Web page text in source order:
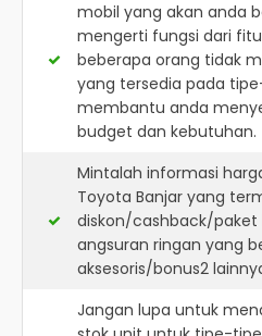
mobil yang akan anda
mengerti fungsi dari
beberapa orang tidak
yang tersedia pada
membantu anda
budget dan kebutuhan.
Mintalah informasi
Toyota Banjar yang
diskon/cashback/paket
angsuran ringan yang
aksesoris/bonus2
Jangan lupa untuk